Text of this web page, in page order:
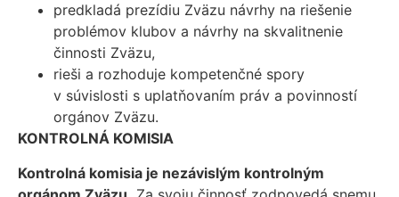
predkladá prezídiu Zväzu návrhy na riešenie
problémov klubov a návrhy na skvalitnenie
činnosti Zväzu,
rieši a rozhoduje kompetenčné spory
v súvislosti s uplatňovaním práv a povinností
orgánov Zväzu.
KONTROLNÁ KOMISIA
Kontrolná komisia je nezávislým kontrolným